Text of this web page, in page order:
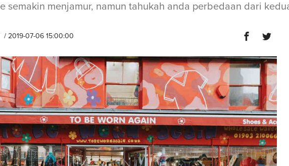
semakin menjamur, namun tahukah anda perbedaan dari
/ 2019-07-06 15:00:00